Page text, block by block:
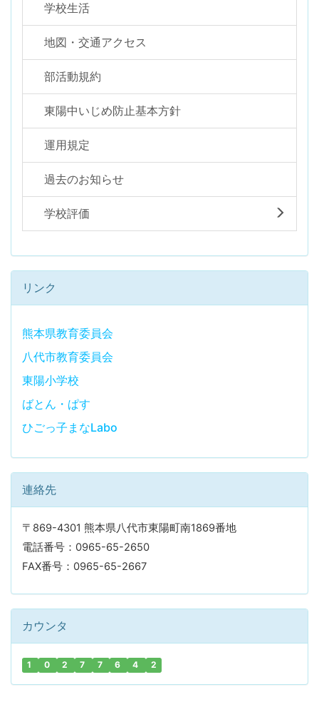
学校生活
地図・交通アクセス
部活動規約
東陽中いじめ防止基本方針
運用規定
過去のお知らせ
学校評価
リンク
熊本県教育委員会
八代市教育委員会
東陽小学校
ばとん・ぱす
ひごっ子まなLabo
連絡先
〒869-4301 熊本県八代市東陽町南1869番地
電話番号：0965-65-2650
FAX番号：0965-65-2667
カウンタ
1 0 2 7 7 6 4 2